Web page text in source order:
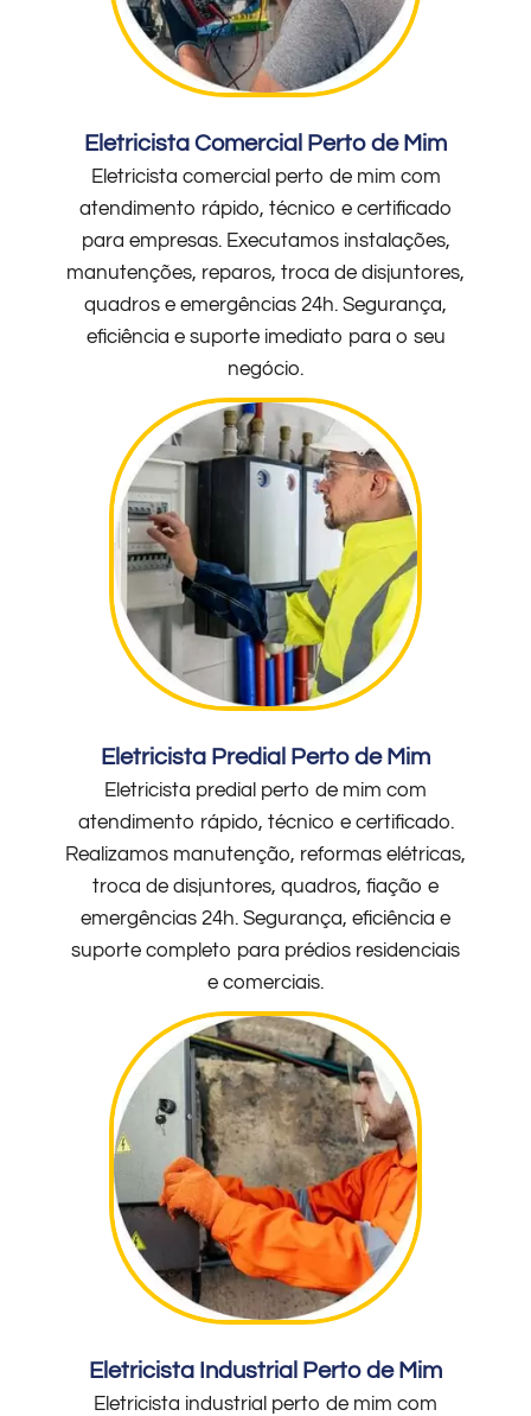
Eletricista Comercial Perto de Mim
Eletricista comercial perto de mim com
atendimento rápido, técnico e certificado
para empresas. Executamos instalações,
manutenções, reparos, troca de disjuntores,
quadros e emergências 24h. Segurança,
eficiência e suporte imediato para o seu
negócio.
Eletricista Predial Perto de Mim
Eletricista predial perto de mim com
atendimento rápido, técnico e certificado.
Realizamos manutenção, reformas elétricas,
troca de disjuntores, quadros, fiação e
emergências 24h. Segurança, eficiência e
suporte completo para prédios residenciais
e comerciais.
Eletricista Industrial Perto de Mim
Eletricista industrial perto de mim com